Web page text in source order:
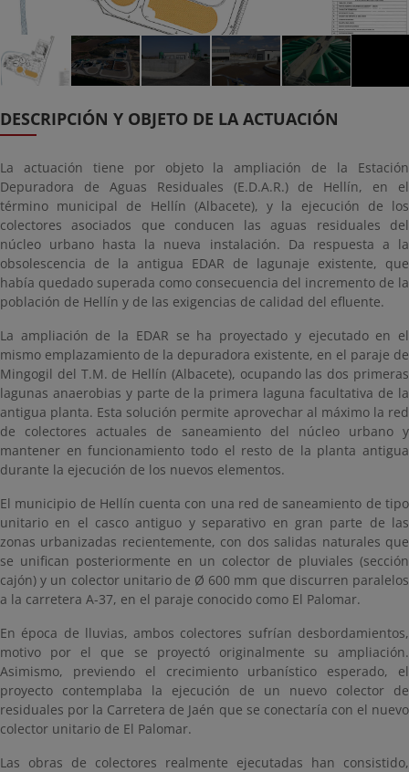
1/5
DESCRIPCIÓN Y OBJETO DE LA ACTUACIÓN
La actuación tiene por objeto la ampliación de la Estación
Depuradora de Aguas Residuales (E.D.A.R.) de Hellín, en el
término municipal de Hellín (Albacete), y la ejecución de los
colectores asociados que conducen las aguas residuales del
núcleo urbano hasta la nueva instalación. Da respuesta a la
obsolescencia de la antigua EDAR de lagunaje existente, que
había quedado superada como consecuencia del incremento de la
población de Hellín y de las exigencias de calidad del efluente.
La ampliación de la EDAR se ha proyectado y ejecutado en el
mismo emplazamiento de la depuradora existente, en el paraje de
Mingogil del T.M. de Hellín (Albacete), ocupando las dos primeras
lagunas anaerobias y parte de la primera laguna facultativa de la
antigua planta. Esta solución permite aprovechar al máximo la red
de colectores actuales de saneamiento del núcleo urbano y
mantener en funcionamiento todo el resto de la planta antigua
durante la ejecución de los nuevos elementos.
El municipio de Hellín cuenta con una red de saneamiento de tipo
unitario en el casco antiguo y separativo en gran parte de las
zonas urbanizadas recientemente, con dos salidas naturales que
se unifican posteriormente en un colector de pluviales (sección
cajón) y un colector unitario de Ø 600 mm que discurren paralelos
a la carretera A-37, en el paraje conocido como El Palomar.
En época de lluvias, ambos colectores sufrían desbordamientos,
motivo por el que se proyectó originalmente su ampliación.
Asimismo, previendo el crecimiento urbanístico esperado, el
proyecto contemplaba la ejecución de un nuevo colector de
residuales por la Carretera de Jaén que se conectaría con el nuevo
colector unitario de El Palomar.
Las obras de colectores realmente ejecutadas han consistido,